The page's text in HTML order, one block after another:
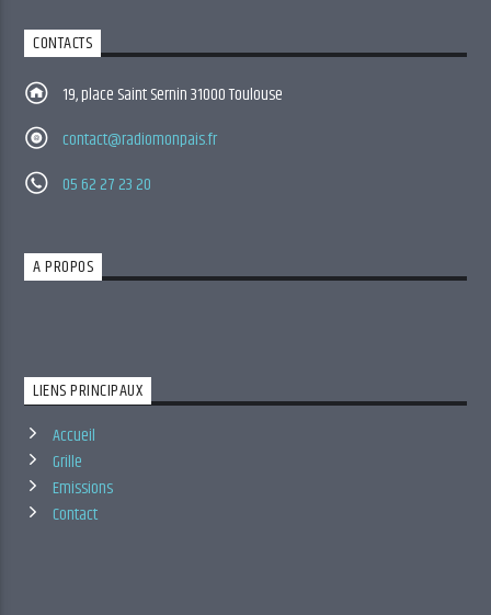
CONTACTS
19, place Saint Sernin 31000 Toulouse
contact@radiomonpais.fr
05 62 27 23 20
A PROPOS
LIENS PRINCIPAUX
Accueil
Grille
Emissions
Contact